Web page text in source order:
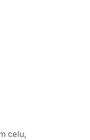
celu,